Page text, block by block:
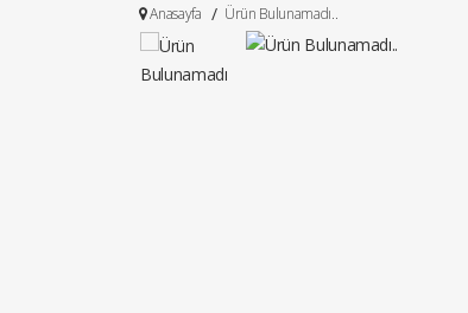
Anasayfa Ürün Bulunamadı..